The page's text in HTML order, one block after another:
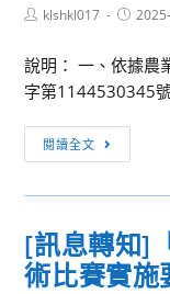
協
「
優
教
徵
選」
Postklshkl017
Post
說明： 一、依據農
字第1144530345
閱讀全文
息
轉
農
業
[訊息轉知]
術比賽實施